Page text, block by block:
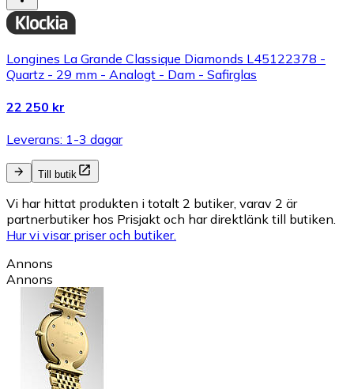
Longines La Grande Classique Diamonds L45122378 -
Quartz - 29 mm - Analogt - Dam - Safirglas
22 250 kr
Leverans: 1-3 dagar
Till butik
Vi har hittat produkten i totalt 2 butiker, varav 2 är
partnerbutiker hos Prisjakt och har direktlänk till butiken.
Hur vi visar priser och butiker.
Annons
Annons